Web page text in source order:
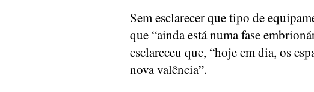
Sem esclarecer que tipo de
que “ainda está numa fase
esclareceu que, “hoje em dia, os
nova valência”.